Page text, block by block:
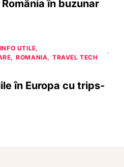
în buzunar
INFO UTILE
ROMANIA
TRAVEL TECH
în Europa cu trips-